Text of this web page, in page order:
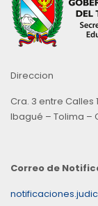
Direccion
Cra. 3 entre Calles
Ibagué – Tolima –
Correo de